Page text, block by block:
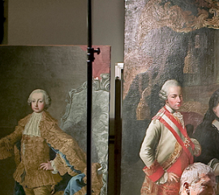
Filmpakete
Gutscheine
& Filmpässe
Account
Suche